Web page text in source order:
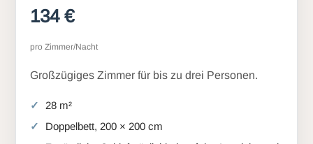
134 €
pro Zimmer/Nacht
Großzügiges Zimmer für bis zu drei Personen.
28 m²
Doppelbett, 200 × 200 cm